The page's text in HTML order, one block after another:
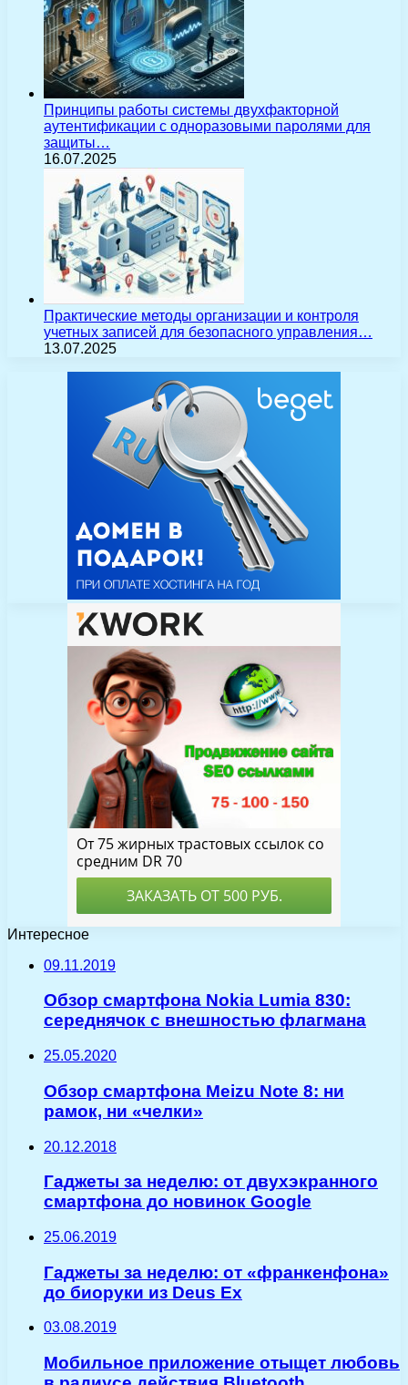
Принципы работы системы двухфакторной
аутентификации с одноразовыми паролями для
защиты…
16.07.2025
Практические методы организации и контроля
учетных записей для безопасного управления…
13.07.2025
Интересное
09.11.2019
Обзор смартфона Nokia Lumia 830:
середнячок с внешностью флагмана
25.05.2020
Обзор смартфона Meizu Note 8: ни
рамок, ни «челки»
20.12.2018
Гаджеты за неделю: от двухэкранного
смартфона до новинок Google
25.06.2019
Гаджеты за неделю: от «франкенфона»
до биоруки из Deus Ex
03.08.2019
Мобильное приложение отыщет любовь